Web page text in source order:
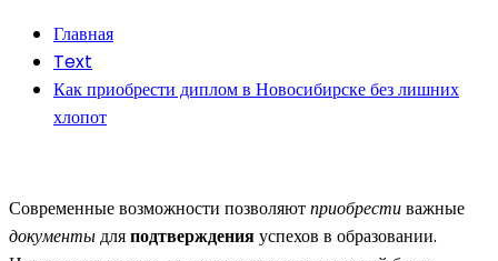
Главная
Text
Как приобрести диплом в Новосибирске без лишних
хлопот
Современные возможности позволяютприобрестиважные
документыдляподтвержденияуспехов в образовании.